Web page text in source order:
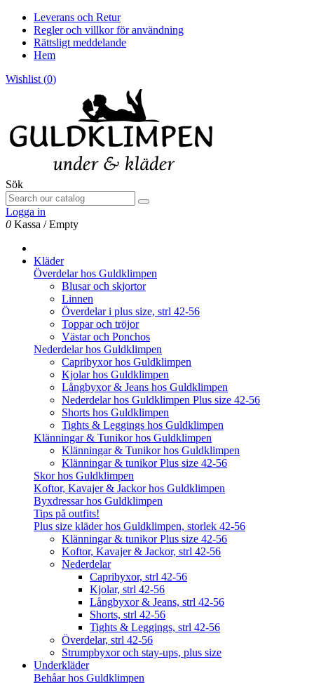
Leverans och Retur
Regler och villkor för användning
Rättsligt meddelande
Hem
Wishlist (0)
Sök
Logga in
0 Kassa /Empty
Kläder
Överdelar hos Guldklimpen
Blusar och skjortor
Linnen
Överdelar i plus size, strl 42-56
Toppar och tröjor
Västar och Ponchos
Nederdelar hos Guldklimpen
Capribyxor hos Guldklimpen
Kjolar hos Guldklimpen
Långbyxor & Jeans hos Guldklimpen
Nederdelar hos Guldklimpen Plus size 42-56
Shorts hos Guldklimpen
Tights & Leggings hos Guldklimpen
Klänningar & Tunikor hos Guldklimpen
Klänningar & Tunikor hos Guldklimpen
Klänningar & tunikor Plus size 42-56
Skor hos Guldklimpen
Koftor, Kavajer & Jackor hos Guldklimpen
Byxdressar hos Guldklimpen
Tips på outfits!
Plus size kläder hos Guldklimpen, storlek 42-56
Klänningar & tunikor Plus size 42-56
Koftor, Kavajer & Jackor, strl 42-56
Nederdelar
Capribyxor, strl 42-56
Kjolar, strl 42-56
Långbyxor & Jeans, strl 42-56
Shorts, strl 42-56
Tights & Leggings, strl 42-56
Överdelar, strl 42-56
Strumpbyxor och stay-ups, plus size
Underkläder
Behåar hos Guldklimpen